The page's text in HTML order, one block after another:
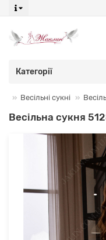
Категорії
Весільні сукні
Весільна сукня